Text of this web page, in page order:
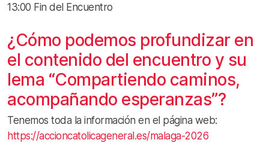
13:00 Fin del Encuentro
¿Cómo podemos profundizar en
el contenido del encuentro y su
lema “Compartiendo caminos,
acompañando esperanzas”?
Tenemos toda la información en el página web:
https://accioncatolicageneral.es/malaga-2026